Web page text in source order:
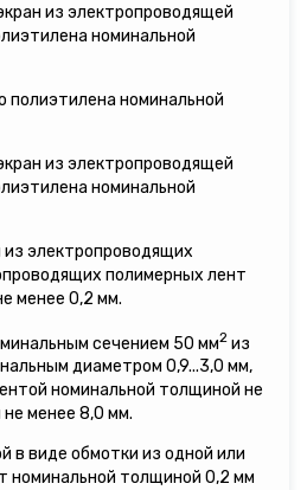
из электропроводящей
номинальной
полиэтилена номинальной
из электропроводящей
номинальной
из электропроводящих
полимерных лент
менее 0,2 мм.
сечением 50 мм2 из
диаметром 0,9...3,0 мм,
номинальной толщиной не
менее 8,0 мм.
в виде обмотки из одной или
номинальной толщиной 0,2 мм